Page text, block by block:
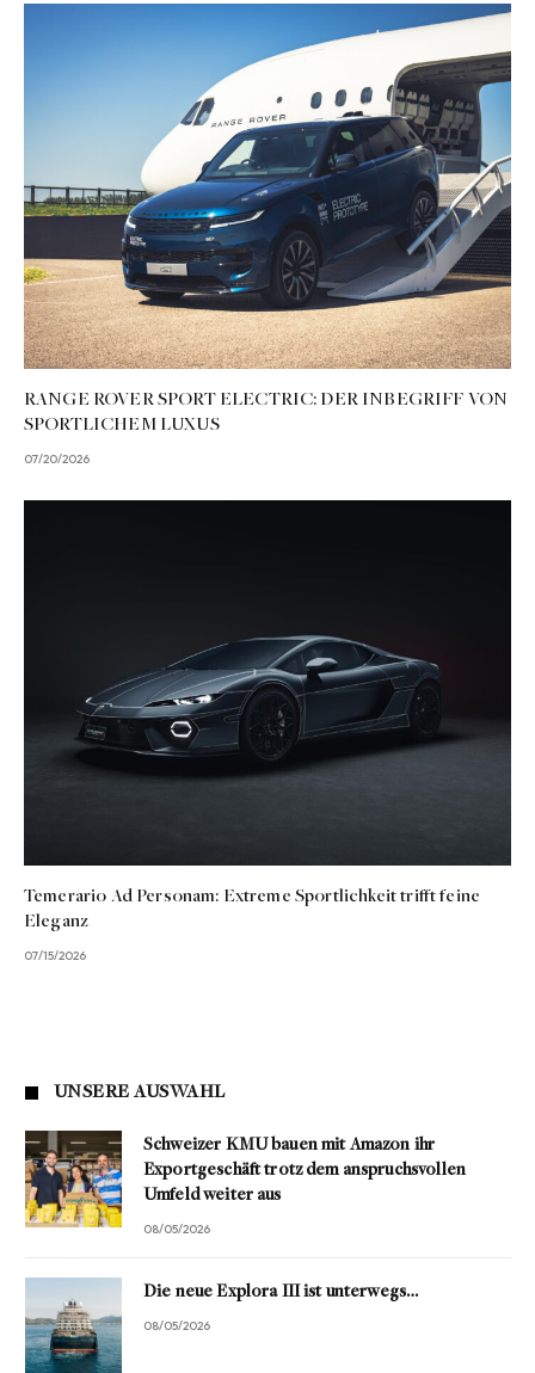
RANGE ROVER SPORT ELECTRIC: DER INBEGRIFF VON
SPORTLICHEM LUXUS
07/20/2026
Temerario Ad Personam: Extreme Sportlichkeit trifft feine
Eleganz
07/15/2026
UNSERE AUSWAHL
Schweizer KMU bauen mit Amazon ihr
Exportgeschäft trotz dem anspruchsvollen
Umfeld weiter aus
08/05/2026
Die neue Explora III ist unterwegs…
08/05/2026